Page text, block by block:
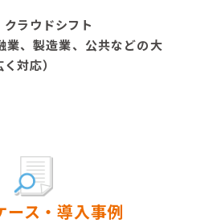
ラウドシフト
、製造業、公共などの大
対応）
ース・導入事例